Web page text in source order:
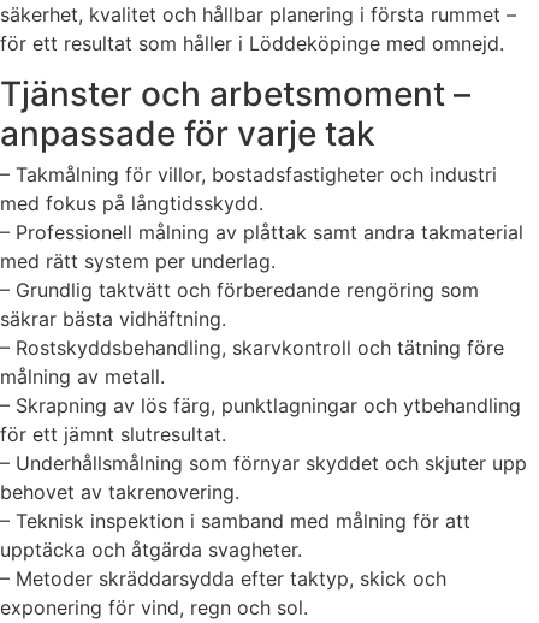
säkerhet, kvalitet och hållbar planering i första rummet –
för ett resultat som håller i Löddeköpinge med omnejd.
Tjänster och arbetsmoment –
anpassade för varje tak
– Takmålning för villor, bostadsfastigheter och industri
med fokus på långtidsskydd.
– Professionell målning av plåttak samt andra takmaterial
med rätt system per underlag.
– Grundlig taktvätt och förberedande rengöring som
säkrar bästa vidhäftning.
– Rostskyddsbehandling, skarvkontroll och tätning före
målning av metall.
– Skrapning av lös färg, punktlagningar och ytbehandling
för ett jämnt slutresultat.
– Underhållsmålning som förnyar skyddet och skjuter upp
behovet av takrenovering.
– Teknisk inspektion i samband med målning för att
upptäcka och åtgärda svagheter.
– Metoder skräddarsydda efter taktyp, skick och
exponering för vind, regn och sol.